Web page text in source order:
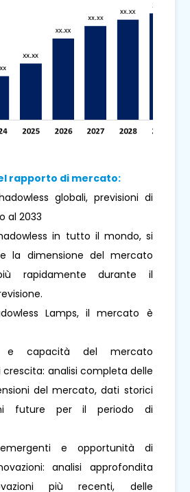
rapporto di mercato:
globali, previsioni di
al 2033
in tutto il mondo, si
la dimensione del mercato
rapidamente durante il
Lamps, il mercato è
e capacità del mercato
crescita: analisi completa delle
del mercato, dati storici
future per il periodo di
e opportunità di
analisi approfondita
più recenti, delle